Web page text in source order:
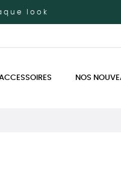
look
NOS